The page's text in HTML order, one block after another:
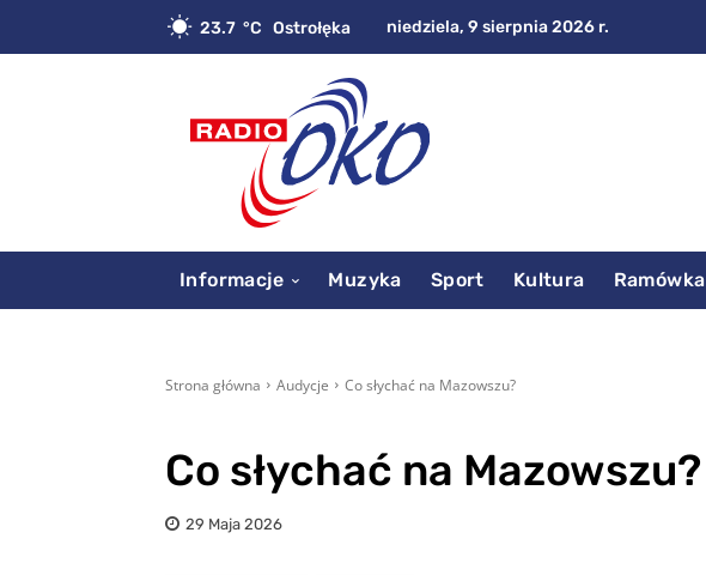
23.7 C Ostrołęka niedziela, 9 sierpnia 2026 r.
Informacje Muzyka Sport Kultura Ramówka
Strona główna Audycje Co słychać na Mazowszu?
Co słychać na Mazowszu?
29 Maja 2026